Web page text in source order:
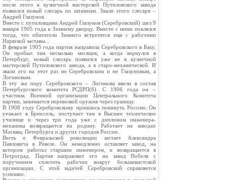
после этого в кузнечной мастерской Путиловского завода
появился новый слесарь по штампам. Звали этого слесаря –
Андрей Глазунов.
Вместе с путиловцами Андрей Глазунов (Серебровский) шел 9
января 1905 года к Зимнему дворцу. Вместе с ними поклялся
тогда, что обитатели Зимнего встретятся еще с рабочими
Нарвской заставы...
В феврале 1905 года партия направила Серебровского в Баку.
Он пробыл там несколько месяцев, а когда вернулся в
Петербург, новый слесарь появился уже не в кузнечной
мастерской Путиловского завода, а в старо-механической. И
звали его на этот раз не Серебровским и не Глазуновым, а
Логиновым.
В эту же пору Серебровского – Логинова ввели в состав
Петербургского комитета РСДРП(б). С 1906 года он –
участник Военной организации Центрального Комитета
партии, занимается перевозкой оружия через границу.
В 1908 году Серебровскому пришлось покинуть Россию. Он
уезжает в Брюссель, поступает там в Высшее техническое
училище и через три года уже с дипломом инженера-
механика возвращается на родину. Работает на заводах
Москвы, Петербурга и других городов России.
Весть о Февральской революции застает Александра
Павловича в Ревеле. Он немедленно оставляет завод, на
котором работал старшим инженером, и возвращается в
Петроград. Партия направляет его на завод Нобеля с
поручением сплотить рабочих вокруг большевистской
организации. С этой задачей Серебровский справляется
успешно.